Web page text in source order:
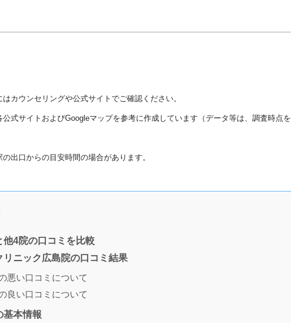
カウンセリングや公式サイトでご確認ください。
式サイトおよびGoogleマップを参考に作成しています（データ等は、調査時点を
出口からの目安時間の場合があります。
4院の口コミを比較
ニック広島院の口コミ結果
悪い口コミについて
良い口コミについて
基本情報